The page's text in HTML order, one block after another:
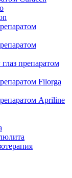
препаратом
Filorga
Apriline